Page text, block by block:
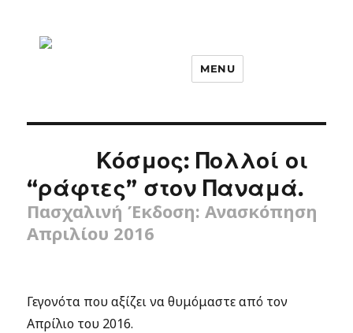
MENU
Κόσμος: Πολλοί οι
“ράφτες” στον Παναμά.
Πασχαλινή Έκδοση: Ανασκόπηση
Απριλίου 2016
Γεγονότα που αξίζει να θυμόμαστε από τον
Απρίλιο του 2016.